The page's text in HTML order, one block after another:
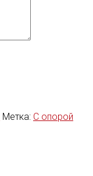
Метка: С опорой